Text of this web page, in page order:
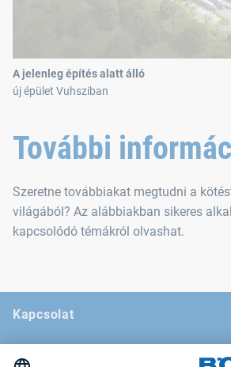
A jelenleg építés alatt álló
új épület Vuhsziban
További
Szeretne továbbiakat megtudni a
világából? Az alábbiakban sikeres
kapcsolódó témákról olvashat.
Kapcsolat